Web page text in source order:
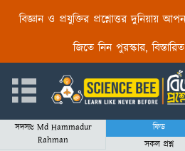
বিজ্ঞান ও প্রযুক্তির প্রশ্নোত্তর দুনিয়ায়
জিতে নিন পুরস্কার, বিস্তারিত
সদস্যঃ Md Hammadur
Rahman
ফিড
সকল প্রশ্ন